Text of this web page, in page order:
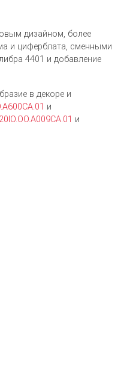
дизайном, более
и циферблата, сменными
4401 и добавление
в декоре и
и
и